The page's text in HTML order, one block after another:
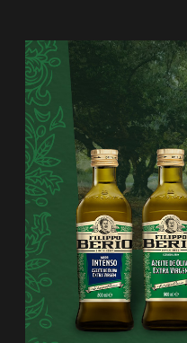
BLENDING
Depois da
sabores são
aquele sabor e
distinguem a
processo de
fases mais
azeite: saber
sabores
e picantes em
equilibrado, é
que se apoia,
antiga, na
maestria. Por
profissionais
famosos no
inestimável